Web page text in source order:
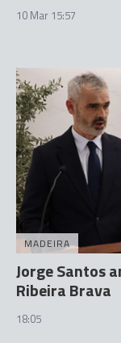
10 Mar 15:57
MADEIRA
Jorge Santos
Ribeira Brava
18:05